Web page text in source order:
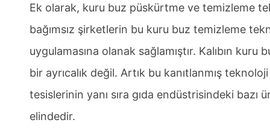
Ek olarak, kuru buz püskürtme ve temizleme
bağımsız şirketlerin bu kuru buz temizleme
uygulamasına olanak sağlamıştır. Kalıbın
bir ayrıcalık değil. Artık bu kanıtlanmış
tesislerinin yanı sıra gıda endüstrisindeki
elindedir.